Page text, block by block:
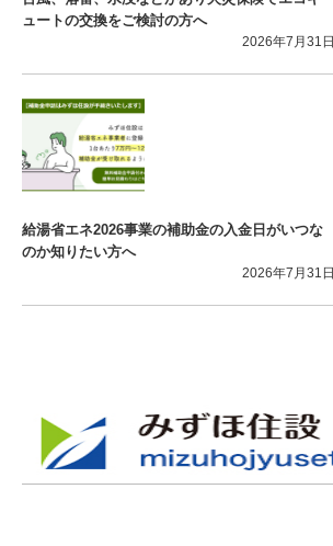
ュートの交換をご検討の方へ
2026年7月31日
給湯省エネ2026事業の補助金の入金日がいつな
のか知りたい方へ
2026年7月31日